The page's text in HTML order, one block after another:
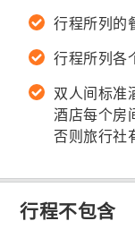
行程所列的
行程所列各
双人间标准
酒店每个房
否则旅行社
行程不包含